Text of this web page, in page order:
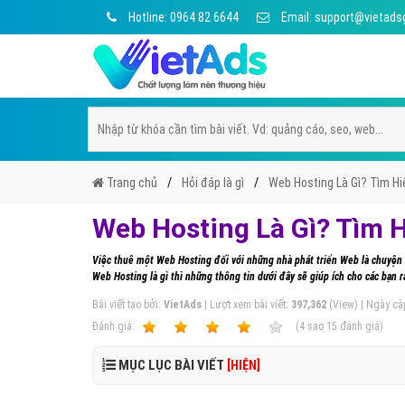
Hotline: 0964 82 6644 Email:
Trang chủ Hỏi đáp là gì Web Hosting Là Gì? Tìm
Web Hosting Là Gì? Tìm
Việc thuê một Web Hosting đối với những nhà phát triển Web là
Web Hosting là gì thì những thông tin dưới đây sẽ giúp ích cho các bạn
Bài viết tạo bởi: VietAds | Lượt xem bài viết: 397,362 (View) | Ngày
Ðánh giá:
(4 sao 15 đánh giá)
MỤC LỤC BÀI VIẾT [HIỆN]